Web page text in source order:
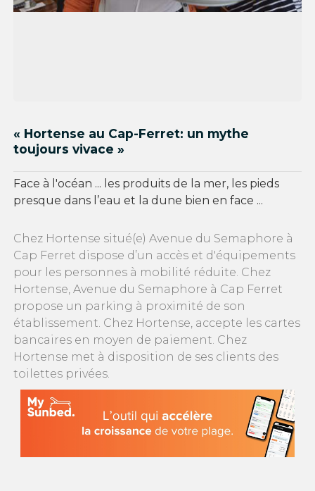
« Hortense au Cap-Ferret: un mythe
toujours vivace »
Face à l'océan ... les produits de la mer, les pieds
presque dans l’eau et la dune bien en face ...
Chez Hortense situé(e) Avenue du Semaphore à
Cap Ferret dispose d’un accès et d'équipements
pour les personnes à mobilité réduite. Chez
Hortense, Avenue du Semaphore à Cap Ferret
propose un parking à proximité de son
établissement. Chez Hortense, accepte les cartes
bancaires en moyen de paiement. Chez
Hortense met à disposition de ses clients des
toilettes privées.